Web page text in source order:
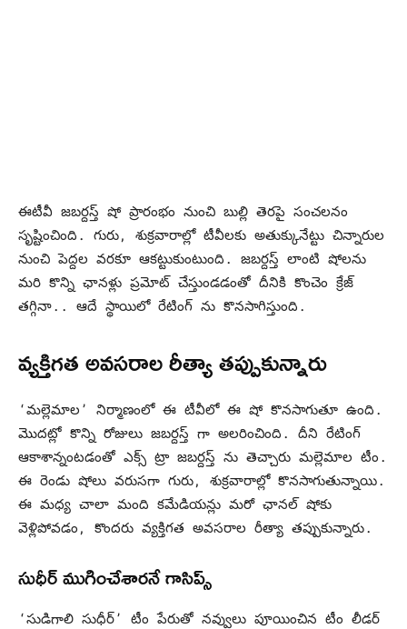
ఈటీవీ జబర్దస్త్ షో ప్రారంభం నుంచి బుల్లి తెరపై సంచలనం
సృష్టించింది. గురు, శుక్రవారాల్లో టీవీలకు అతుక్కునేట్టు చిన్నారుల
నుంచి పెద్దల వరకూ ఆకట్టుకుంటుంది. జబర్దస్త్ లాంటి షోలను
మరి కొన్ని ఛానళ్లు ప్రమోట్ చేస్తుండడంతో దీనికి కొంచెం క్రేజ్
తగ్గినా.. ఆదే స్థాయిలో రేటింగ్ ను కొనసాగిస్తుంది.
వ్యక్తిగత అవసరాల రీత్యా తప్పుకున్నారు
‘మల్లెమాల’ నిర్మాణంలో ఈ టీవీలో ఈ షో కొనసాగుతూ ఉంది.
మొదట్లో కొన్ని రోజులు జబర్దస్త్ గా అలరించింది. దీని రేటింగ్
ఆకాశాన్నంటడంతో ఎక్స్ ట్రా జబర్దస్త్ ను తెచ్చారు మల్లెమాల టీం.
ఈ రెండు షోలు వరుసగా గురు, శుక్రవారాల్లో కొనసాగుతున్నాయి.
ఈ మధ్య చాలా మంది కమేడియన్లు మరో ఛానల్ షోకు
వెళ్లిపోవడం, కొందరు వ్యక్తిగత అవసరాల రీత్యా తప్పుకున్నారు.
సుధీర్ ముగించేశారనే గాసిప్స్
‘సుడిగాలి సుధీర్’ టీం పేరుతో నవ్వులు పూయించిన టీం లీడర్